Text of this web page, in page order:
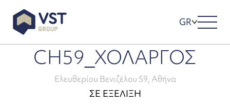
GR
CH59_ΧΟΛΑΡΓΟΣ
Ελευθερίου Βενιζέλου 59, Αθήνα
ΣΕ ΕΞΕΛΙΞΗ